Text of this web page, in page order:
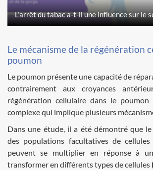
L’arrêt du tabac a-t-il une influence sur le
Le mécanisme de la régénération
poumon
Le poumon présente une capacité de
contrairement aux croyances
régénération cellulaire dans le poumon
complexe qui implique plusieurs
Dans une étude, il a été démontré que
des populations facultatives de
peuvent se multiplier en réponse à
transformer en différents types de cellules